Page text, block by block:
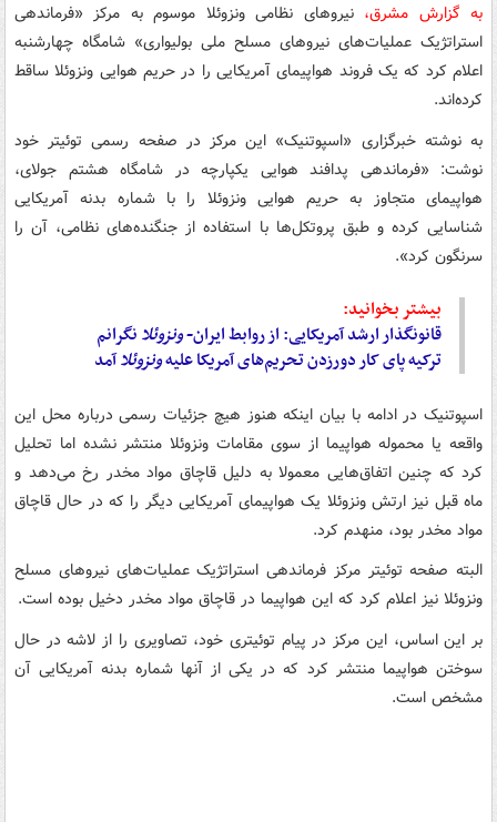
به گزارش مشرق، نیروهای نظامی ونزوئلا موسوم به مرکز «فرماندهی
استراتژیک عملیات‌های نیروهای مسلح ملی بولیواری» شامگاه چهارشنبه
اعلام کرد که یک فروند هواپیمای آمریکایی را در حریم هوایی ونزوئلا ساقط
کرده‌اند.
به نوشته خبرگزاری «اسپوتنیک» این مرکز در صفحه رسمی توئیتر خود
نوشت: «فرماندهی پدافند هوایی یکپارچه در شامگاه هشتم جولای،
هواپیمای متجاوز به حریم هوایی ونزوئلا را با شماره بدنه آمریکایی
شناسایی کرده و طبق پروتکل‌ها با استفاده از جنگنده‌های نظامی، آن را
سرنگون کرد».
بیشتر بخوانید:
قانونگذار ارشد آمریکایی: از روابط ایران-ونزوئلانگرانم
ترکیه پای کار دورزدن تحریم‌های‌ آمریکا علیهونزوئلاآمد
اسپوتنیک در ادامه با بیان اینکه هنوز هیچ جزئیات رسمی درباره محل این
واقعه یا محموله هواپیما از سوی مقامات ونزوئلا منتشر نشده اما تحلیل
کرد که چنین اتفاق‌هایی معمولا به دلیل قاچاق مواد مخدر رخ می‌دهد و
ماه قبل نیز ارتش ونزوئلا یک هواپیمای آمریکایی دیگر را که در حال قاچاق
مواد مخدر بود، منهدم کرد.
البته صفحه توئیتر مرکز فرماندهی استراتژیک عملیات‌های نیروهای مسلح
ونزوئلا نیز اعلام کرد که این هواپیما در قاچاق مواد مخدر دخیل بوده است.
بر این اساس، این مرکز در پیام توئیتری خود، تصاویری را از لاشه در حال
سوختن هواپیما منتشر کرد که در یکی از آنها شماره بدنه آمریکایی آن
مشخص است.